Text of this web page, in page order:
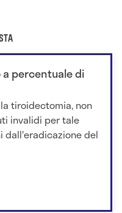
a percentuale di
tiroidectomia, non
invalidi per tale
dall'eradicazione del